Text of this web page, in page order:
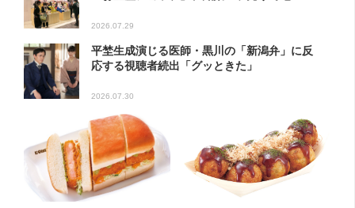
2026.07.29
平埜生成演じる医師・黒川の「新潟弁」に反
応する視聴者続出「グッときた」
2026.07.30